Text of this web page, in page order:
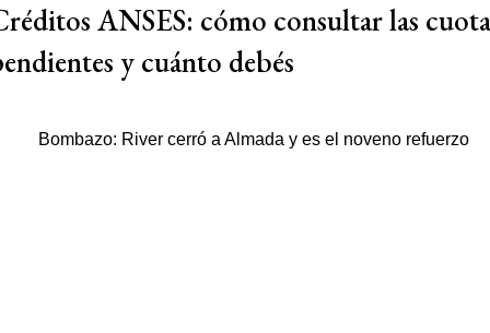
ANSES: cómo consultar las
y cuánto debés